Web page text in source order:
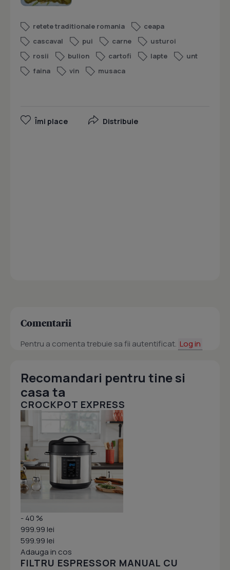
retete traditionale romania
ceapa
cascaval
pui carne
usturoi
rosii
bulion cartofi lapte
unt
faina
vin musaca
Îmi place Distribuie
Comentarii
Pentru a comenta trebuie sa fii autentificat. Log in
Recomandari pentru tine si
casa ta
CROCKPOT EXPRESS
- 40 %
999.99 lei
599.99 lei
Adauga in cos
FILTRU ESPRESSOR MANUAL CU